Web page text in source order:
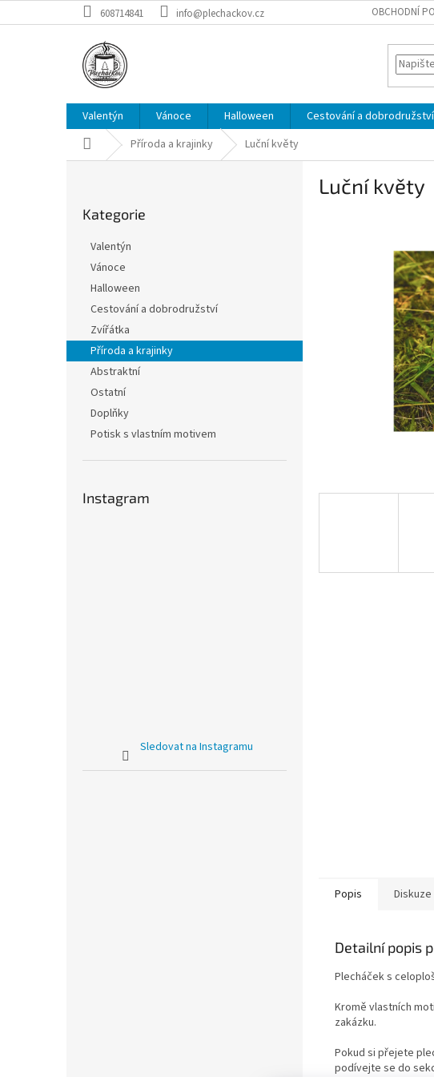
na
608714841 info@plechackov.cz OBCHODNÍ
Valentýn Vánoce Halloween Cestování a dobrodružství
Domů Příroda a krajinky Luční květy
a
n
kategorie
Kategorie
Valentýn
Vánoce
Halloween
Cestování a dobrodružství
Zvířátka
Příroda a krajinky
Abstraktní
Ostatní
Doplňky
Potisk s vlastním motivem
Instagram
Sledovat na Instagramu
Luční květy
Popis Diskuze
Detailní popis
Plecháček s
Kromě vlastních
zakázku.
Pokud si přejete
podívejte se do